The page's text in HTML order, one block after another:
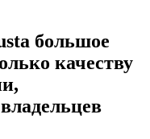
большое
качеству